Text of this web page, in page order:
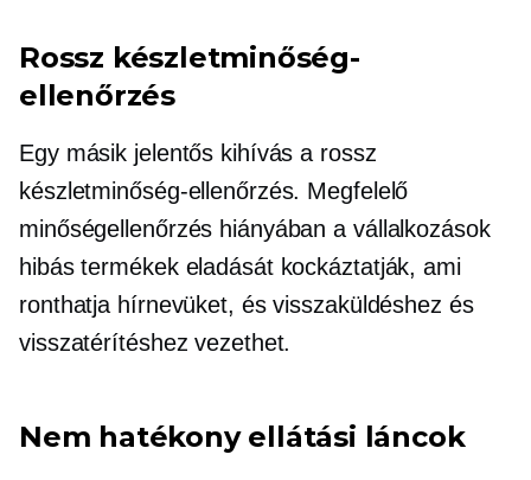
Rossz készletminőség-
ellenőrzés
Egy másik jelentős kihívás a rossz
készletminőség-ellenőrzés. Megfelelő
minőségellenőrzés hiányában a vállalkozások
hibás termékek eladását kockáztatják, ami
ronthatja hírnevüket, és visszaküldéshez és
visszatérítéshez vezethet.
Nem hatékony ellátási láncok